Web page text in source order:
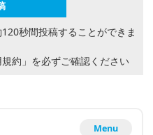
秒間投稿することができま
約」 を必ずご確認ください
Menu